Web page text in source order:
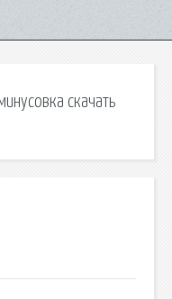
скачать